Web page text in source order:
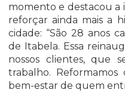
momento e destacou a
reforçar ainda mais a
cidade: “São 28 anos
de Itabela. Essa
nossos clientes, que
trabalho.
bem-estar de quem